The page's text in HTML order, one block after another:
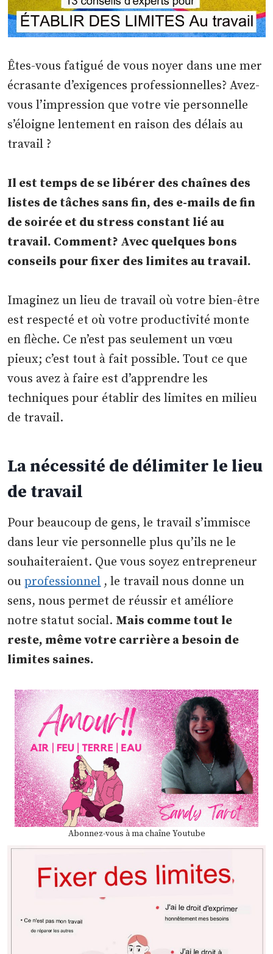
Êtes-vous fatigué de vous noyer dans une mer
écrasante d’exigences professionnelles? Avez-
vous l’impression que votre vie personnelle
s’éloigne lentement en raison des délais au
travail ?
Il est temps de se libérer des chaînes des
listes de tâches sans fin, des e-mails de fin
de soirée et du stress constant lié au
travail. Comment? Avec quelques bons
conseils pour fixer des limites au travail.
Imaginez un lieu de travail où votre bien-être
est respecté et où votre productivité monte
en flèche. Ce n’est pas seulement un vœu
pieux; c’est tout à fait possible. Tout ce que
vous avez à faire est d’apprendre les
techniques pour établir des limites en milieu
de travail.
La nécessité de délimiter le lieu
de travail
Pour beaucoup de gens, le travail s’immisce
dans leur vie personnelle plus qu’ils ne le
souhaiteraient. Que vous soyez entrepreneur
ouprofessionnel, le travail nous donne un
sens, nous permet de réussir et améliore
notre statut social. Mais comme tout le
reste, même votre carrière a besoin de
limites saines.
Abonnez-vous à ma chaîne Youtube